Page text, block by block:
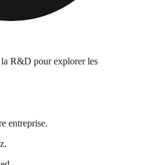
R&D pour explorer les
entreprise.